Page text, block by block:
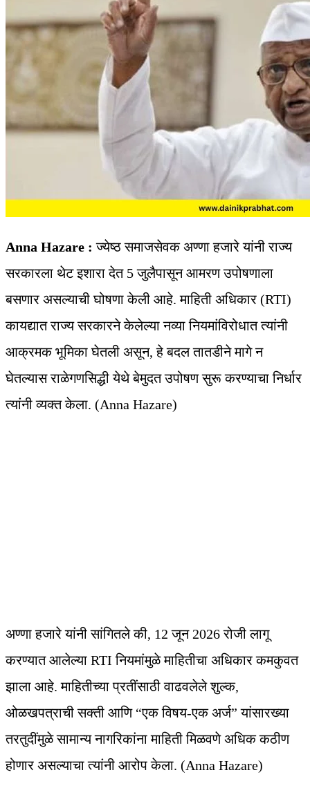
Anna Hazare : ज्येष्ठ समाजसेवक अण्णा हजारे यांनी राज्य
सरकारला थेट इशारा देत 5 जुलैपासून आमरण उपोषणाला
बसणार असल्याची घोषणा केली आहे. माहिती अधिकार (RTI)
कायद्यात राज्य सरकारने केलेल्या नव्या नियमांविरोधात त्यांनी
आक्रमक भूमिका घेतली असून, हे बदल तातडीने मागे न
घेतल्यास राळेगणसिद्धी येथे बेमुदत उपोषण सुरू करण्याचा निर्धार
त्यांनी व्यक्त केला. (Anna Hazare)
अण्णा हजारे यांनी सांगितले की, 12 जून 2026 रोजी लागू
करण्यात आलेल्या RTI नियमांमुळे माहितीचा अधिकार कमकुवत
झाला आहे. माहितीच्या प्रतींसाठी वाढवलेले शुल्क,
ओळखपत्राची सक्ती आणि “एक विषय-एक अर्ज” यांसारख्या
तरतुदींमुळे सामान्य नागरिकांना माहिती मिळवणे अधिक कठीण
होणार असल्याचा त्यांनी आरोप केला. (Anna Hazare)